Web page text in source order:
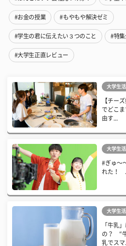
#お金の授業 #もやもや解決ゼミ
#学生の君に伝えたい３つのこと #特集
#大学生正直レビュー
大学生活
【チー
でどこ
由す...
大学生活
#ぎゅ〜
れた！ J
大学生活
「牛乳
の？ “
乳でスマ